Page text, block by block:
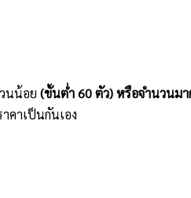
นน้อย (ขั้นต่ำ 60 ตัว) หรือจำนวนม
คาเป็นกันเอง